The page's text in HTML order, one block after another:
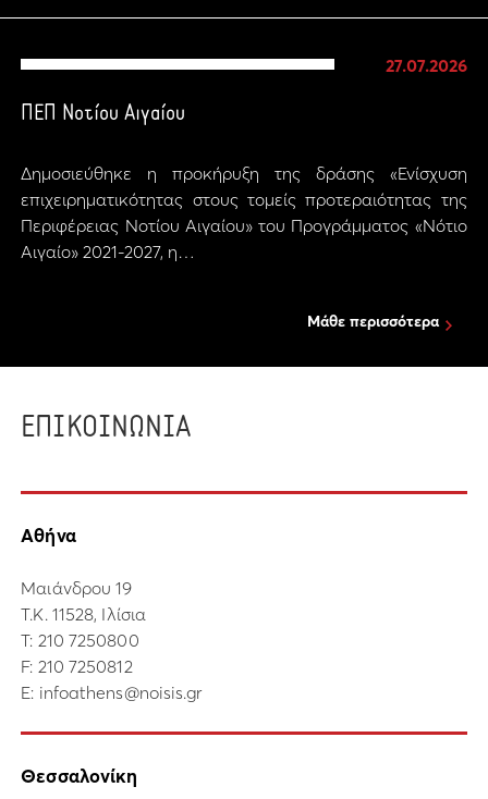
27.07.2026
ΠΕΠ Νοτίου Αιγαίου
Δημοσιεύθηκε η προκήρυξη της δράσης «Ενίσχυση
επιχειρηματικότητας στους τομείς προτεραιότητας της
Περιφέρειας Νοτίου Αιγαίου» του Προγράμματος «Νότιο
Αιγαίο» 2021-2027, η…
Μάθε περισσότερα
ΕΠΙΚΟΙΝΩΝΙΑ
Αθήνα
Μαιάνδρου 19
Τ.Κ. 11528, Ιλίσια
Τ: 210 7250800
F: 210 7250812
E: infoathens@noisis.gr
Θεσσαλονίκη